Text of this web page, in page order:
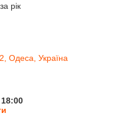
рік
Одеса, Україна